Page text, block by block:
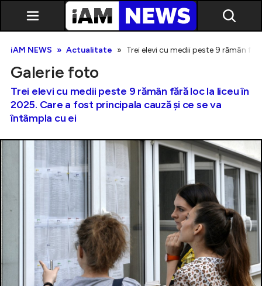
Exclusiv
iAM NEWS Actualitate Trei elevi cu medii peste 9 rămân
Galerie foto
Trei elevi cu medii peste 9 rămân fără loc la liceu în
2025. Care a fost principala cauză și ce se va
întâmpla cu ei